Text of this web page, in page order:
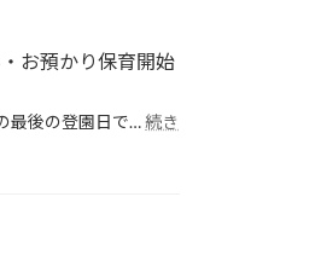
お預かり保育開始
最後の登園日で…続き